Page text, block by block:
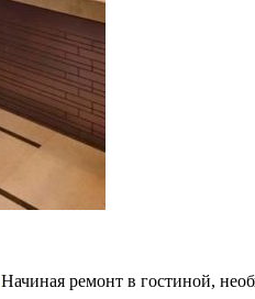
Начиная ремонт в гостиной,